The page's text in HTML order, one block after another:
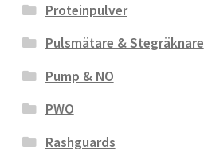
Proteinpulver
Pulsmätare & Stegräknare
Pump & NO
PWO
Rashguards